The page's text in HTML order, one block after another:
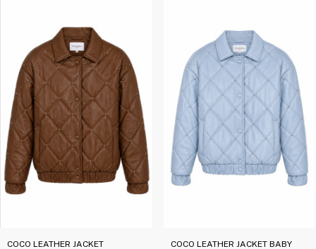
COCO LEATHER JACKET
COCO LEATHER JACKET BABY